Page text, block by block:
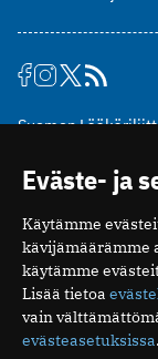
Suomen
00510 Helsinki
puh. (09) 393 091
ISSN 2323-9476
Eväste- ja
Käytämme
kävijämäärämme
käytämme
Lisää tietoa
vain
evästeasetuksissa.